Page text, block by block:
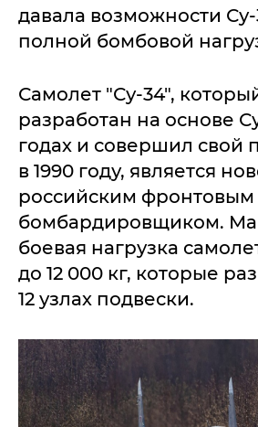
давала возможности Су-
полной бомбовой
Самолет "Су-34",
разработан на основе
годах и совершил свой
в 1990 году, является
российским фронтовым
бомбардировщиком.
боевая нагрузка
до 12 000 кг, которые
12 узлах подвески.